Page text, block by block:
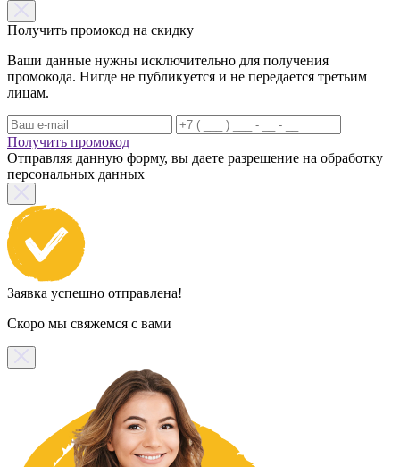
Получить промокод на скидку
Ваши данные нужны исключительно для получения
промокода. Нигде не публикуется и не передается третьим
лицам.
Получить промокод
Отправляя данную форму, вы даете разрешение на обработку
персональных данных
Заявка успешно отправлена!
Скоро мы свяжемся с вами